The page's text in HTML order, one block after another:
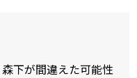
下が間違えた可能性